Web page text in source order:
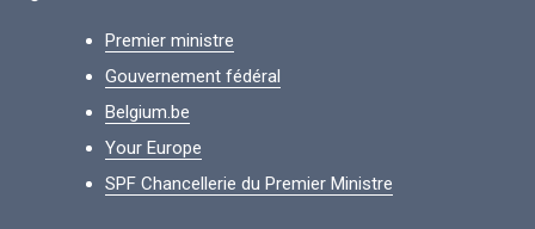
Premier ministre
Gouvernement fédéral
Belgium.be
Your Europe
SPF Chancellerie du Premier Ministre